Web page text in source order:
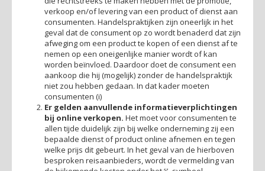
verkoop en/of levering van een product of dienst aan
consumenten. Handelspraktijken zijn oneerlijk in het
geval dat de consument op zo wordt benaderd dat zijn
afweging om een product te kopen of een dienst af te
nemen op een oneigenlijke manier wordt of kan
worden beïnvloed. Daardoor doet de consument een
aankoop die hij (mogelijk) zonder de handelspraktijk
niet zou hebben gedaan. In dat kader moeten
consumenten (i)
Er gelden aanvullende informatieverplichtingen
bij online verkopen. Het moet voor consumenten te
allen tijde duidelijk zijn bij welke onderneming zij een
bepaalde dienst of product online afnemen en tegen
welke prijs dit gebeurt. In het geval van de hierboven
besproken reisaanbieders, wordt de vermelding van